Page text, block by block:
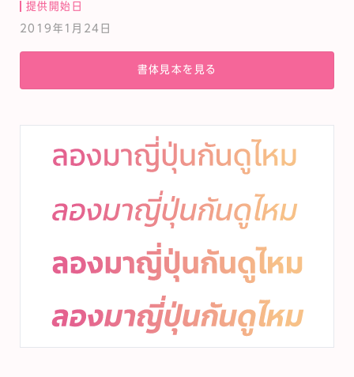
提供開始日
2019年1月24日
書体見本を見る